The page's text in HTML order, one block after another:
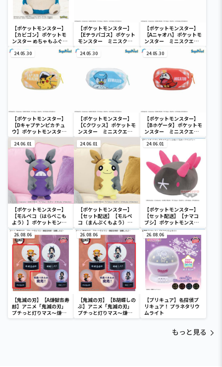
【ポケットモンスター】
【カビゴン】ポケットモ
ンスター めちゃもふぐっ
と ほっこりいやされぬい
ぐるみ～カビゴン～
【ポケットモンスター】
【Eテラパゴス】ポケット
モンスター ミニスクエ
アポーチ
【ポケットモンスター】
【Aニャオハ】ポケットモ
ンスター ミニスクエア
ポーチ
24.05.30
【ポケットモンスター】
【Dキャプテンピカチュ
ウ】ポケットモンスタ
ー ミニスクエアポーチ
24.05.30
【ポケットモンスター】
【Cクワッス】ポケットモ
ンスター ミニスクエア
ポーチ
24.05.30
【ポケットモンスター】
【Bホゲータ】ポケットモ
ンスター ミニスクエア
ポーチ
24.06.01
【ポケットモンスター】
【モルペコ（はらぺこも
よう）】ポケットモンス
ター めちゃもふぐっとぬ
いぐるみ～モルペコ（は
らぺこもよう）～
24.06.01
【ポケットモンスター】
【セット配送】【モルペ
コ（まんぷくもよう）】
ポケットモンスター めち
ゃもふぐっとぬいぐるみ
～モルペコ（まんぷくも
よう）～
24.06.01
【ポケットモンスター】
【セット配送】【ナマコ
ブシ】ポケットモンスタ
ー めちゃもふぐっとぬい
ぐるみ～ナマコブシ～
26.08.06
【鬼滅の刃】【A煉獄杏寿
郎】アニメ「鬼滅の刃」
プチっと灯りマス～煉獄
杏寿郎・胡蝶しのぶ～
26.08.06
【鬼滅の刃】【B胡蝶しの
ぶ】アニメ「鬼滅の刃」
プチっと灯りマス～煉獄
杏寿郎・胡蝶しのぶ～
26.08.06
【プリキュア】名探偵プ
リキュア！ プラネタリウ
ムライト
もっと見る